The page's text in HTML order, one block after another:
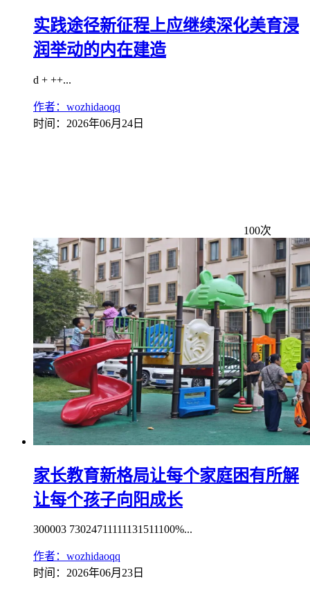
实践途径新征程上应继续深化美育浸
润举动的内在建造
d + ++...
作者：wozhidaoqq
时间：2026年06月24日
100次
家长教育新格局让每个家庭困有所解
让每个孩子向阳成长
300003 73024711111131511100%...
作者：wozhidaoqq
时间：2026年06月23日